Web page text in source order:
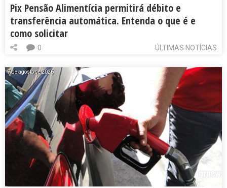
Pix Pensão Alimentícia permitirá débito e
transferência automática. Entenda o que é e
como solicitar
ÚLTIMAS NOTÍCIAS
0
7 de agosto de 2026